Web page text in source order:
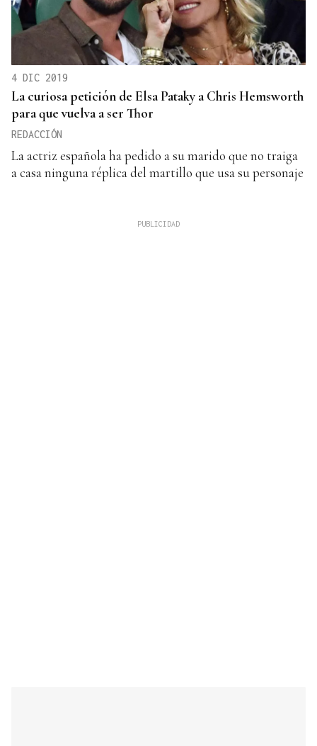
4 DIC 2019
La curiosa petición de Elsa Pataky a Chris Hemsworth
para que vuelva a ser Thor
REDACCIÓN
La actriz española ha pedido a su marido que no traiga
a casa ninguna réplica del martillo que usa su personaje